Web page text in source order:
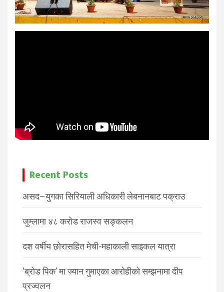
Recent Posts
असद–युगका सिरियाली अधिकारी लेबनानबाट पक्राउ
जुम्लामा ४८ करोड राजस्व सङ्कलन
दश वर्षीय छोरासहित मेची-महाकाली साइकल यात्रा
‘ब्रोड पिक’ मा ज्यान गुमाएका आरोहीको सम्झनामा दीप
प्रज्वलन